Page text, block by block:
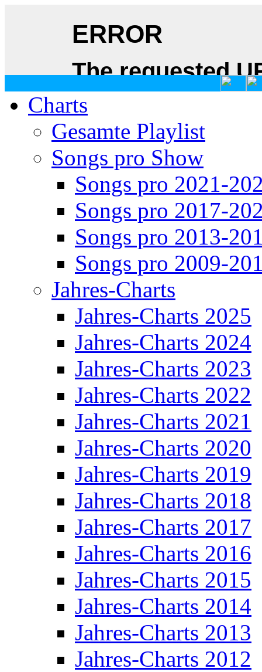
Charts
Gesamte Playlist
Songs pro Show
Songs pro 2021-
Songs pro 2017-
Songs pro 2013-
Songs pro 2009-
Jahres-Charts
Jahres-Charts 2025
Jahres-Charts 2024
Jahres-Charts 2023
Jahres-Charts 2022
Jahres-Charts 2021
Jahres-Charts 2020
Jahres-Charts 2019
Jahres-Charts 2018
Jahres-Charts 2017
Jahres-Charts 2016
Jahres-Charts 2015
Jahres-Charts 2014
Jahres-Charts 2013
Jahres-Charts 2012